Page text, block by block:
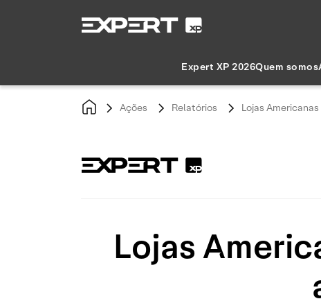
Expert XP 2026Quem somos
Ações Relatórios Lojas
Lojas